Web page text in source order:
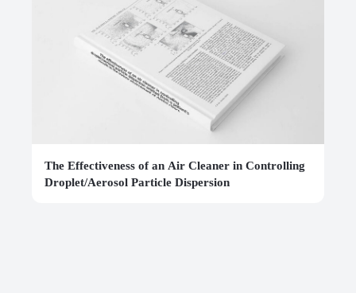
The Effectiveness of an Air Cleaner in Controlling
Droplet/Aerosol Particle Dispersion